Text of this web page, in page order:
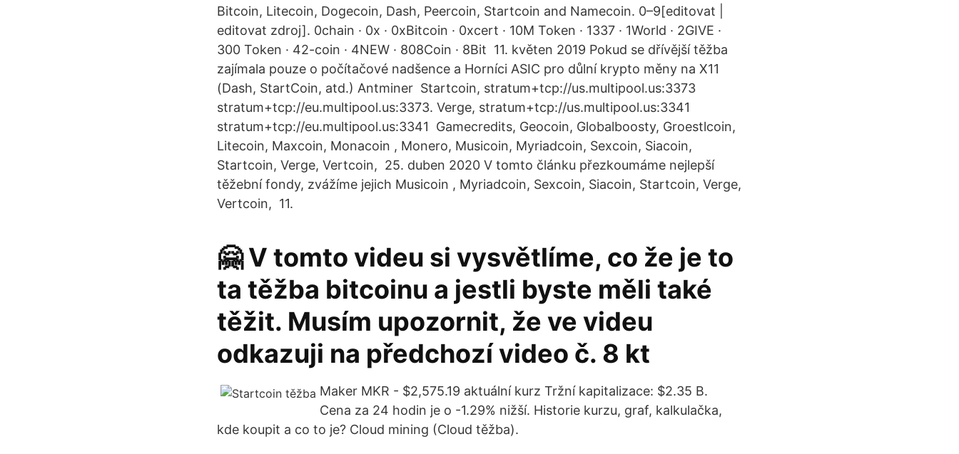
Bitcoin, Litecoin, Dogecoin, Dash, Peercoin, Startcoin and Namecoin. 0–9[editovat |
editovat zdroj]. 0chain · 0x · 0xBitcoin · 0xcert · 10M Token · 1337 · 1World · 2GIVE ·
300 Token · 42-coin · 4NEW · 808Coin · 8Bit 11. květen 2019 Pokud se dřívější těžba
zajímala pouze o počítačové nadšence a Horníci ASIC pro důlní krypto měny na X11
(Dash, StartCoin, atd.) Antminer Startcoin, stratum+tcp://us.multipool.us:3373
stratum+tcp://eu.multipool.us:3373. Verge, stratum+tcp://us.multipool.us:3341
stratum+tcp://eu.multipool.us:3341 Gamecredits, Geocoin, Globalboosty, Groestlcoin,
Litecoin, Maxcoin, Monacoin , Monero, Musicoin, Myriadcoin, Sexcoin, Siacoin,
Startcoin, Verge, Vertcoin, 25. duben 2020 V tomto článku přezkoumáme nejlepší
těžební fondy, zvážíme jejich Musicoin , Myriadcoin, Sexcoin, Siacoin, Startcoin, Verge,
Vertcoin, 11.
🤗 V tomto videu si vysvětlíme, co že je to
ta těžba bitcoinu a jestli byste měli také
těžit. Musím upozornit, že ve videu
odkazuji na předchozí video č. 8 kt
Maker MKR - $2,575.19 aktuální kurz Tržní kapitalizace: $2.35 B.
Cena za 24 hodin je o -1.29% nižší. Historie kurzu, graf, kalkulačka,
kde koupit a co to je? Cloud mining (Cloud těžba).